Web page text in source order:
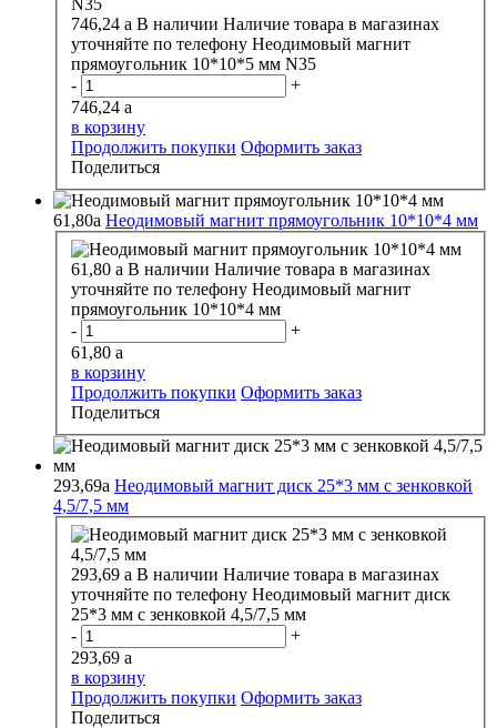
746,24 a В наличии Наличие товара в магазинах
уточняйте по телефону Неодимовый магнит
прямоугольник 10*10*5 мм N35
-
+
746,24 a
в корзину
Продолжить покупки Оформить заказ
Поделиться
61,80a Неодимовый магнит прямоугольник 10*10*4 мм
61,80 a В наличии Наличие товара в магазинах
уточняйте по телефону Неодимовый магнит
прямоугольник 10*10*4 мм
-
+
61,80 a
в корзину
Продолжить покупки Оформить заказ
Поделиться
293,69a Неодимовый магнит диск 25*3 мм с зенковкой
4,5/7,5 мм
293,69 a В наличии Наличие товара в магазинах
уточняйте по телефону Неодимовый магнит диск
25*3 мм с зенковкой 4,5/7,5 мм
-
+
293,69 a
в корзину
Продолжить покупки Оформить заказ
Поделиться